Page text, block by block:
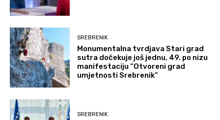
SREBRENIK
Monumentalna tvrdjava Stari grad
sutra dočekuje još jednu, 49. po nizu
manifestaciju “Otvoreni grad
umjetnosti Srebrenik”
SREBRENIK